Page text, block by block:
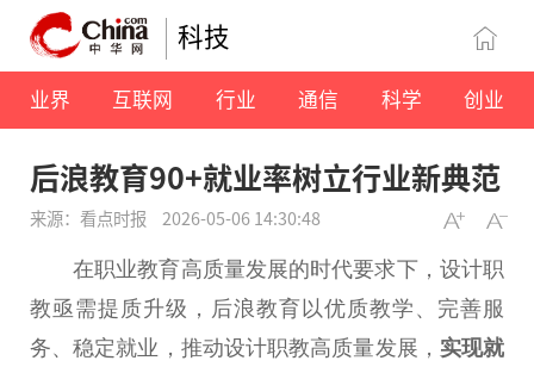
科技
业界 互联网 行业 通信 科学 创业
后浪教育90+就业率树立行业新典范
来源：看点时报 2026-05-06 14:30:48
在职业教育高质量发展的时代要求下，设计职
教亟需提质升级，后浪教育以优质教学、完善服
务、稳定就业，推动设计职教高质量发展， 实现就